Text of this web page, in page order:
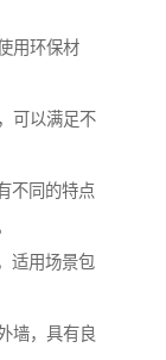
用环保材
可以满足不
不同的特点
适用场景包
墙，具有良